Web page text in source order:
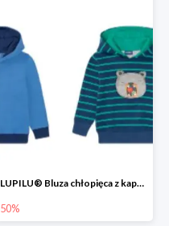
LUPILU® Bluza chłopięca z kapturem
50%